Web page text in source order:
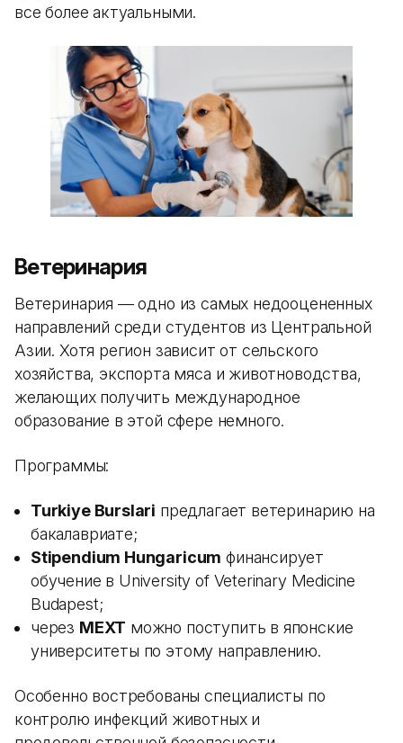
все более актуальными.
Ветеринария
Ветеринария — одно из самых недооцененных
направлений среди студентов из Центральной
Азии. Хотя регион зависит от сельского
хозяйства, экспорта мяса и животноводства,
желающих получить международное
образование в этой сфере немного.
Программы:
Turkiye Burslari предлагает ветеринарию на
бакалавриате;
Stipendium Hungaricum финансирует
обучение в University of Veterinary Medicine
Budapest;
через MEXT можно поступить в японские
университеты по этому направлению.
Особенно востребованы специалисты по
контролю инфекций животных и